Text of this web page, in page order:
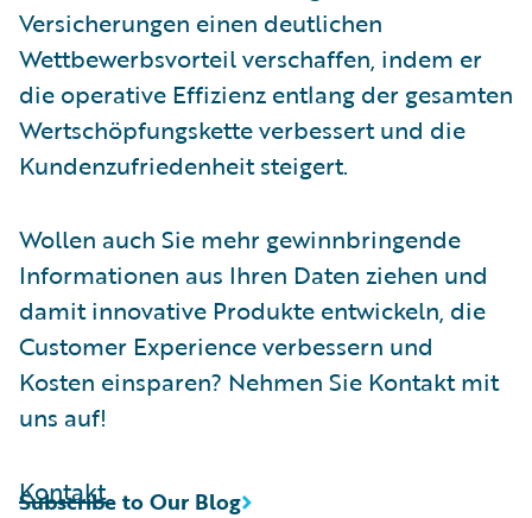
Versicherungen einen deutlichen
Wettbewerbsvorteil verschaffen, indem er
die operative Effizienz entlang der gesamten
Wertschöpfungskette verbessert und die
Kundenzufriedenheit steigert.
Wollen auch Sie mehr gewinnbringende
Informationen aus Ihren Daten ziehen und
damit innovative Produkte entwickeln, die
Customer Experience verbessern und
Kosten einsparen? Nehmen Sie Kontakt mit
uns auf!
Kontakt
Subscribe to Our Blog